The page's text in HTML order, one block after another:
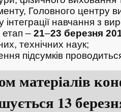
Головного центру
інтеграції навчання з
етап –21–23 березня
технічних наук;
підсумків
матеріалів
13